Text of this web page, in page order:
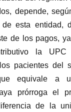
depende,
de esta entidad,
de los pagos,
la
pacientes del
equivale a
prórroga el
de la